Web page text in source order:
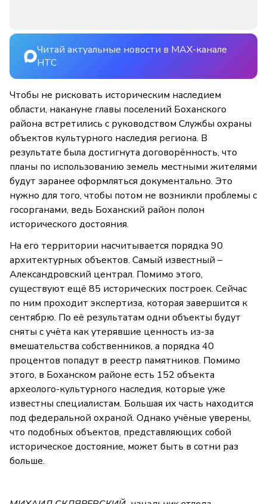
Читай актуальные новости в MAX-канале
НТС
Чтобы не рисковать историческим наследием
области, накануне главы поселений Боханского
района встретились с руководством Службы охраны
объектов культурного наследия региона. В
результате была достигнута договорённость, что
планы по использованию земель местными жителями
будут заранее оформляться документально. Это
нужно для того, чтобы потом не возникли проблемы с
госорганами, ведь Боханский район полон
исторического достояния.
На его территории насчитывается порядка 90
архитектурных объектов. Самый известный –
Александровский централ. Помимо этого,
существуют ещё 85 исторических построек. Сейчас
по ним проходит экспертиза, которая завершится к
сентябрю. По её результатам одни объекты будут
сняты с учёта как утерявшие ценность из-за
вмешательства собственников, а порядка 40
процентов попадут в реестр памятников. Помимо
этого, в Боханском районе есть 152 объекта
археолого-культурного наследия, которые уже
известны специалистам. Большая их часть находится
под федеральной охраной. Однако учёные уверены,
что подобных объектов, представляющих собой
историческое достояние, может быть в сотни раз
больше.